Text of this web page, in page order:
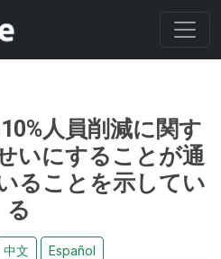
人員削減に関す
いにすることが通
ることを示してい
る
中文 Español